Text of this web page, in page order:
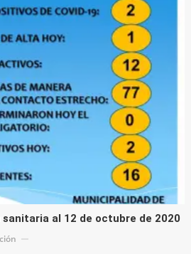
al 12 de octubre de 2020